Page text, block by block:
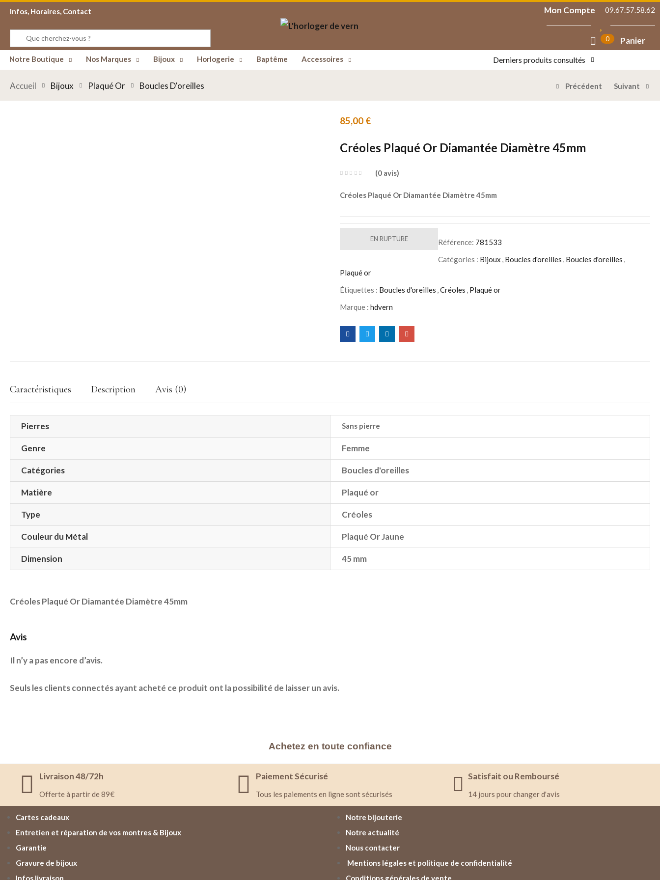
Infos, Horaires, Contact Mon Compte 09.67.57.58.62
0 Panier
Notre Boutique Nos Marques Bijoux Horlogerie Baptême Accessoires Derniers produits consultés
Accueil Bijoux Plaqué Or Boucles D'oreilles Précédent Suivant
85,00 €
Créoles Plaqué Or Diamantée Diamètre 45mm
0 avis
Créoles Plaqué Or Diamantée Diamètre 45mm
EN RUPTURE Référence: 781533
Catégories : Bijoux , Boucles d'oreilles , Boucles d'oreilles ,
Plaqué or
Étiquettes : Boucles d'oreilles ,Créoles , Plaqué or
Marque : hdvern
Caractéristiques Description Avis (0)
Pierres Sans pierre
Genre Femme
Catégories Boucles d'oreilles
Matière Plaqué or
Type Créoles
Couleur du Métal Plaqué Or Jaune
Dimension 45 mm
Créoles Plaqué Or Diamantée Diamètre 45mm
Avis
Il n’y a pas encore d’avis.
Seuls les clients connectés ayant acheté ce produit ont la possibilité de laisser un avis.
Achetez en toute confiance
Livraison 48/72h
Offerte à partir de 89€
Paiement Sécurisé
Tous les paiements en ligne sont sécurisés
Satisfait ou Remboursé
14 jours pour changer d'avis
Cartes cadeaux
Entretien et réparation de vos montres & Bijoux
Garantie
Gravure de bijoux
Infos livraison
Notre bijouterie
Notre actualité
Nous contacter
Mentions légales et politique de confidentialité
Conditions générales de vente